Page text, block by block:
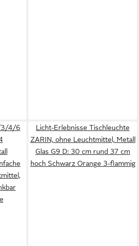
3/4/6
Licht-Erlebnisse Tischleuchte
ZARIN, ohne Leuchtmittel, Metall
Glas G9 D: 30 cm rund 37 cm
hoch Schwarz Orange 3-flammig